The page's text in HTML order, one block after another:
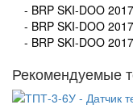
- BRP SKI-DOO
- BRP SKI-DOO
- BRP SKI-DOO
Рекомендуемые